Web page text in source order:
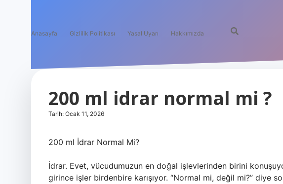
Anasayfa Gizlilik Politikası Yasal Uyarı Hakkımızda
200 ml idrar normal mi ?
Tarih: Ocak 11, 2026
200 ml İdrar Normal Mi?
İdrar. Evet, vücudumuzun en doğal işlevlerinden birini
girince işler birdenbire karışıyor. “Normal mi, değil mi?” diye